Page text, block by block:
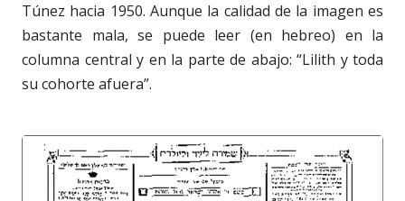
Túnez hacia 1950. Aunque la calidad de la imagen es
bastante mala, se puede leer (en hebreo) en la
columna central y en la parte de abajo: “Lilith y toda
su cohorte afuera”.